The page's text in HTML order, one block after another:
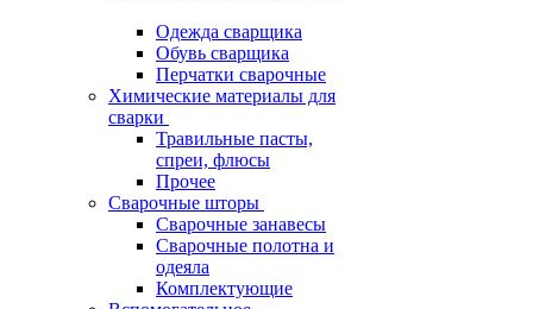
Одежда сварщика
Обувь сварщика
Перчатки сварочные
Химические материалы для
сварки
Травильные пасты,
спреи, флюсы
Прочее
Сварочные шторы
Сварочные занавесы
Сварочные полотна и
одеяла
Комплектующие